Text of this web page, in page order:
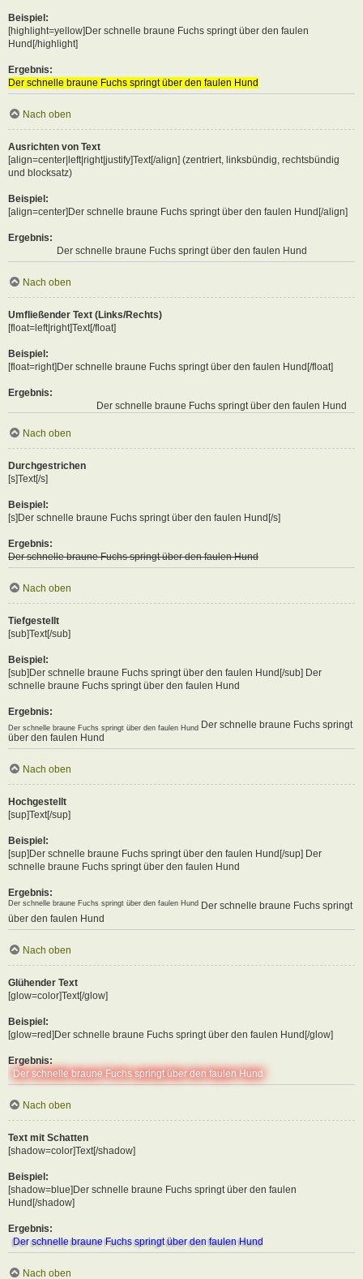
Beispiel:
[highlight=yellow]Der schnelle braune Fuchs springt über den faulen
Hund[/highlight]
Ergebnis:
Der schnelle braune Fuchs springt über den faulen Hund
Nach oben
Ausrichten von Text
[align=center|left|right|justify]Text[/align] (zentriert, linksbündig, rechtsbündig
und blocksatz)
Beispiel:
[align=center]Der schnelle braune Fuchs springt über den faulen Hund[/align]
Ergebnis:
Der schnelle braune Fuchs springt über den faulen Hund
Nach oben
Umfließender Text (Links/Rechts)
[float=left|right]Text[/float]
Beispiel:
[float=right]Der schnelle braune Fuchs springt über den faulen Hund[/float]
Ergebnis:
Der schnelle braune Fuchs springt über den faulen Hund
Nach oben
Durchgestrichen
[s]Text[/s]
Beispiel:
[s]Der schnelle braune Fuchs springt über den faulen Hund[/s]
Ergebnis:
Der schnelle braune Fuchs springt über den faulen Hund
Nach oben
Tiefgestellt
[sub]Text[/sub]
Beispiel:
[sub]Der schnelle braune Fuchs springt über den faulen Hund[/sub] Der
schnelle braune Fuchs springt über den faulen Hund
Ergebnis:
Der schnelle braune Fuchs springt über den faulen Hund Der schnelle braune Fuchs springt
über den faulen Hund
Nach oben
Hochgestellt
[sup]Text[/sup]
Beispiel:
[sup]Der schnelle braune Fuchs springt über den faulen Hund[/sup] Der
schnelle braune Fuchs springt über den faulen Hund
Ergebnis:
Der schnelle braune Fuchs springt über den faulen Hund Der schnelle braune Fuchs springt
über den faulen Hund
Nach oben
Glühender Text
[glow=color]Text[/glow]
Beispiel:
[glow=red]Der schnelle braune Fuchs springt über den faulen Hund[/glow]
Ergebnis:
Der schnelle braune Fuchs springt über den faulen Hund
Nach oben
Text mit Schatten
[shadow=color]Text[/shadow]
Beispiel:
[shadow=blue]Der schnelle braune Fuchs springt über den faulen
Hund[/shadow]
Ergebnis:
Der schnelle braune Fuchs springt über den faulen Hund
Nach oben